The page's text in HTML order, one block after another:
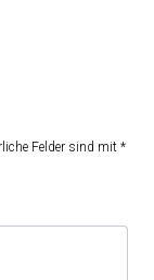
Felder sind mit *